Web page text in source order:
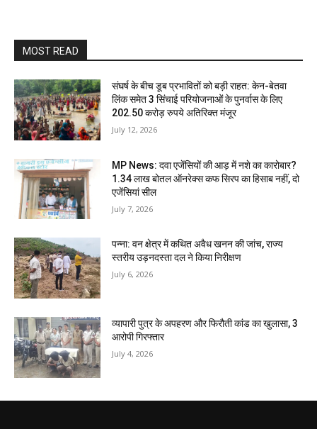
MOST READ
संघर्ष के बीच डूब प्रभावितों को बड़ी राहत: केन-बेतवा
लिंक समेत 3 सिंचाई परियोजनाओं के पुनर्वास के लिए
202.50 करोड़ रुपये अतिरिक्त मंजूर
July 12, 2026
MP News: दवा एजेंसियों की आड़ में नशे का कारोबार?
1.34 लाख बोतल ऑनरेक्स कफ सिरप का हिसाब नहीं, दो
एजेंसियां सील
July 7, 2026
पन्ना: वन क्षेत्र में कथित अवैध खनन की जांच, राज्य
स्तरीय उड़नदस्ता दल ने किया निरीक्षण
July 6, 2026
व्यापारी पुत्र के अपहरण और फिरौती कांड का खुलासा, 3
आरोपी गिरफ्तार
July 4, 2026